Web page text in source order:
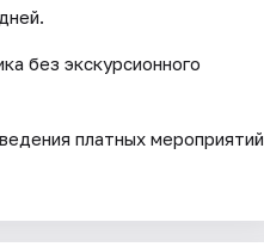
без экскурсионного
платных мероприятий